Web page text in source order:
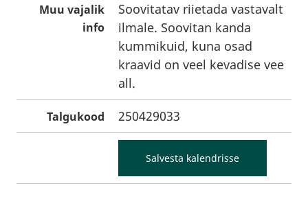
Muu vajalik
info
Soovitatav riietada vastavalt
ilmale. Soovitan kanda
kummikuid, kuna osad
kraavid on veel kevadise vee
all.
Talgukood 250429033
Salvesta kalendrisse